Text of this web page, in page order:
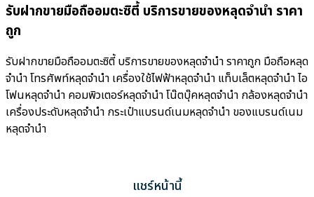
รับฝากขายมือถืออมตะซิตี้ บริการขายของหลุดจำนำ ราคา
ถูก
รับฝากขายมือถืออมตะซิตี้ บริการขายของหลุดจำนำ ราคาถูก มือถือหลุด
จำนำ โทรศัพท์หลุดจำนำ เครื่องใช้ไฟฟ้าหลุดจำนำ แท็บเล็ตหลุดจำนำ ไอ
โฟนหลุดจำนำ คอมพิวเตอร์หลุดจำนำ โน๊ตบุ๊คหลุดจำนำ กล้องหลุดจำนำ
เครื่องประดับหลุดจำนำ กระเป๋าแบรนด์เนมหลุดจำนำ ของแบรนด์เนม
หลุดจำนำ
แชร์หน้านี้